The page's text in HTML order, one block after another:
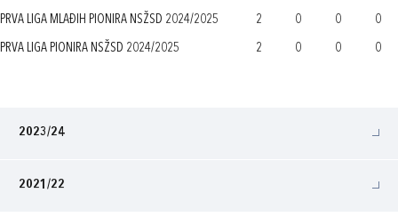
PRVA LIGA MLAĐIH PIONIRA NSŽSD 2024/2025 2 0 0 0
PRVA LIGA PIONIRA NSŽSD 2024/2025 2 0 0 0
2023/24
2021/22